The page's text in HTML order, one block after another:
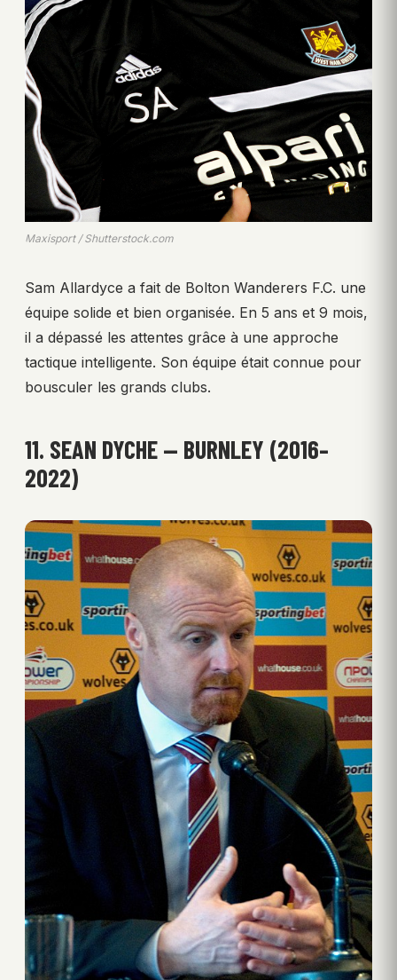
Maxisport / Shutterstock.com
Sam Allardyce a fait de Bolton Wanderers F.C. une
équipe solide et bien organisée. En 5 ans et 9 mois,
il a dépassé les attentes grâce à une approche
tactique intelligente. Son équipe était connue pour
bousculer les grands clubs.
11. SEAN DYCHE — BURNLEY (2016–
2022)